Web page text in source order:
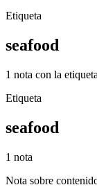
Etiqueta
seafood
1 nota con la
Etiqueta
seafood
1 nota
Nota sobre